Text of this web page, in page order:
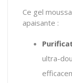
Ce gel
apaisante :
ultra-